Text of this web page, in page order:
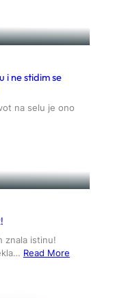
i ne stidim se
na selu je ono
znala istinu!
Read More